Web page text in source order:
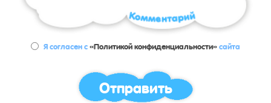
Я согласен с«Политикой конфиденциальности»сайта
Отправить